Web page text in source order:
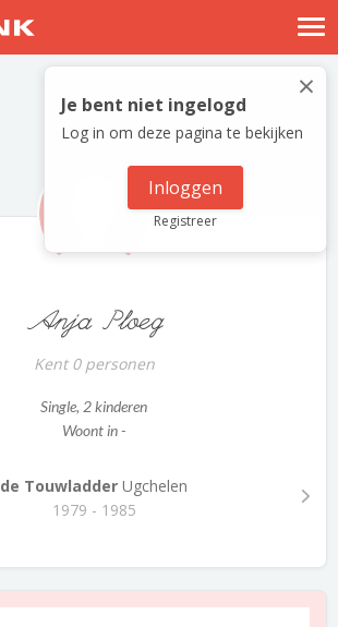
Nostalgische verhalen
Log in
Meld je gratis aan
×
Je bent niet ingelogd
Log in om deze pagina te bekijken
Inloggen
Registreer
Anja Ploeg
Kent 0 personen
Single, 2 kinderen
Woont in -
de Touwladder Ugchelen
1979 - 1985